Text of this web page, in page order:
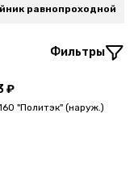
равнопроходной
Фильтры
₽
"Политэк" (наруж.)